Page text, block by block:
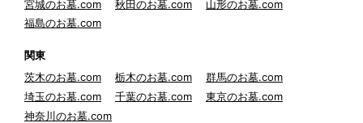
宮城のお墓.com
秋田のお墓.com
山形のお墓.com
福島のお墓.com
関東
茨木のお墓.com
栃木のお墓.com
群馬のお墓.com
埼玉のお墓.com
千葉のお墓.com
東京のお墓.com
神奈川のお墓.com